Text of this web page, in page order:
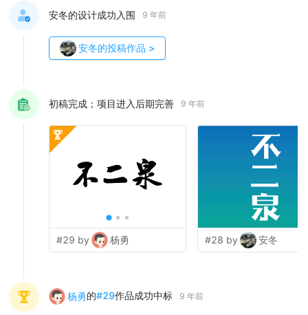
安冬的设计成功入围 9 年前
安冬的投稿作品 >
初稿完成；项目进入后期完善 9 年前
#29 by 杨勇 #28 by 安冬
杨勇的#29作品成功中标 9 年前